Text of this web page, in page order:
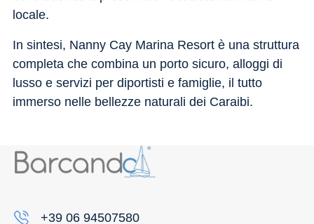
locale.
In sintesi, Nanny Cay Marina Resort è una struttura
completa che combina un porto sicuro, alloggi di
lusso e servizi per diportisti e famiglie, il tutto
immerso nelle bellezze naturali dei Caraibi.
+39 06 94507580